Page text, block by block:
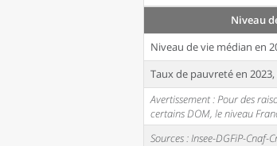
Niveau
Niveau de vie médian en
Taux de pauvreté en 2023,
Avertissement : Pour des
certains DOM, le niveau
Sources : Insee-DGFiP-